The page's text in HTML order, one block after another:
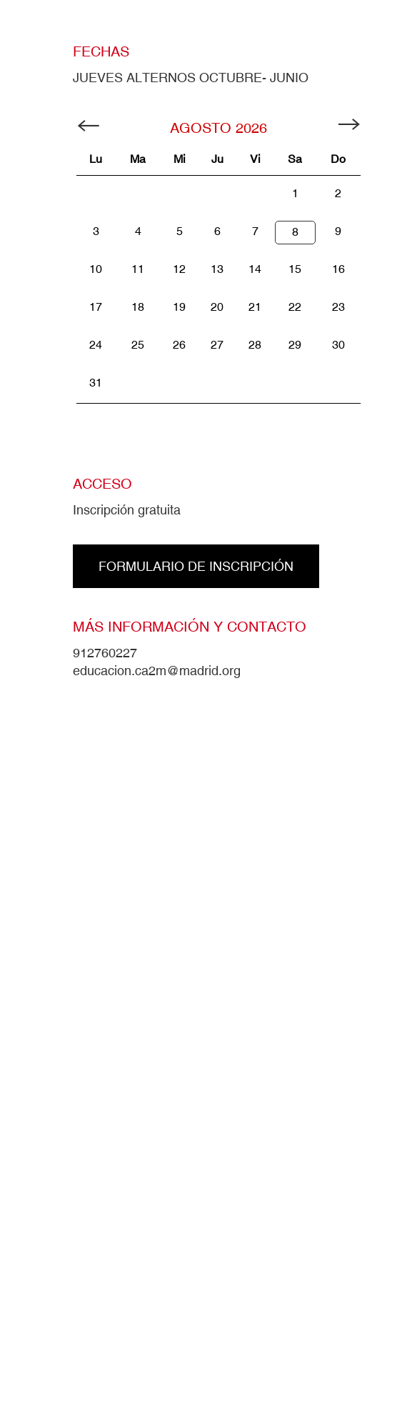
FECHAS
JUEVES ALTERNOS OCTUBRE- JUNIO
AGOSTO 2026
Lu Ma Mi Ju Vi Sa Do
1 2
3 4 5 6 7 8 9
10 11 12 13 14 15 16
17 18 19 20 21 22 23
24 25 26 27 28 29 30
31
ACCESO
Inscripción gratuita
FORMULARIO DE INSCRIPCIÓN
MÁS INFORMACIÓN Y CONTACTO
912760227
educacion.ca2m@madrid.org